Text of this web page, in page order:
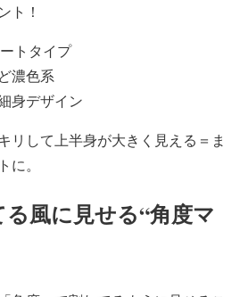
ト！
トタイプ
濃色系
身デザイン
リして上半身が大きく見える＝ ま
に。
風に見せる“角度マ